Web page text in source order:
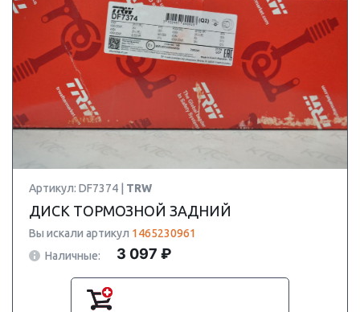
Артикул: DF7374 | TRW
ДИСК ТОРМОЗНОЙ ЗАДНИЙ
Вы искали артикул 1465230961
Наличные:
3 097 ₽